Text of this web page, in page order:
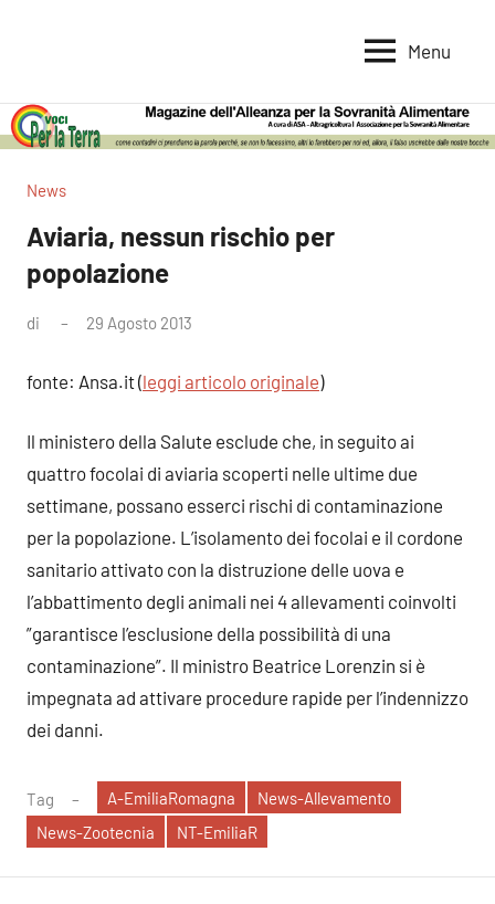
per
la
Terra
per
la
Alimentare
Menu
News
Aviaria, nessun rischio per
popolazione
di 29 Agosto 2013
fonte: Ansa.it (leggi articolo originale)
Il ministero della Salute esclude che, in seguito ai
quattro focolai di aviaria scoperti nelle ultime due
settimane, possano esserci rischi di contaminazione
per la popolazione. L’isolamento dei focolai e il cordone
sanitario attivato con la distruzione delle uova e
l’abbattimento degli animali nei 4 allevamenti coinvolti
”garantisce l’esclusione della possibilità di una
contaminazione”. Il ministro Beatrice Lorenzin si è
impegnata ad attivare procedure rapide per l’indennizzo
dei danni.
Tag A-EmiliaRomagna
News-Allevamento
News-Zootecnia
NT-EmiliaR